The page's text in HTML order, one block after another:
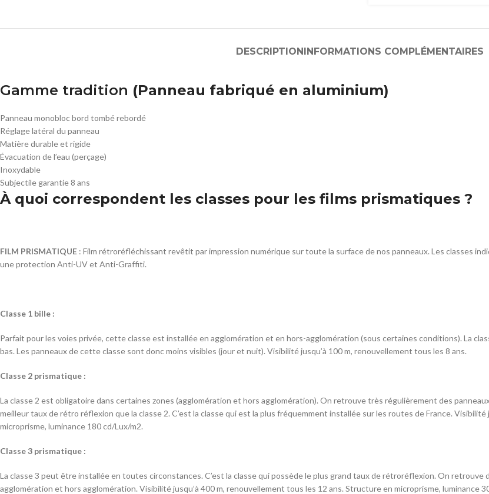
DESCRIPTIONINFORMATIONS COMPLÉMENTAIRES
Gamme tradition (Panneau fabriqué en aluminium)
Panneau monobloc bord tombé rebordé
Réglage latéral du panneau
Matière durable et rigide
Évacuation de l’eau (perçage)
Inoxydable
Subjectile garantie 8 ans
À quoi correspondent les classes pour les films prismatiques ?
FILM PRISMATIQUE : Film rétroréfléchissant revêtit par impression numérique sur toute la surface de nos panneaux. Les classes
une protection Anti-UV et Anti-Graffiti.
Classe 1 bille :
Parfait pour les voies privée, cette classe est installée en agglomération et en hors-agglomération (sous certaines conditions). La
bas. Les panneaux de cette classe sont donc moins visibles (jour et nuit). Visibilité jusqu’à 100 m, renouvellement tous les 8 ans.
Classe 2 prismatique :
La classe 2 est obligatoire dans certaines zones (agglomération et hors agglomération). On retrouve très régulièrement des
meilleur taux de rétro réflexion que la classe 2. C’est la classe qui est la plus fréquemment installée sur les routes de France.
microprisme, luminance 180 cd/Lux/m2.
Classe 3 prismatique :
La classe 3 peut être installée en toutes circonstances. C’est la classe qui possède le plus grand taux de rétroréflexion. On retrouve
agglomération et hors agglomération. Visibilité jusqu’à 400 m, renouvellement tous les 12 ans. Structure en microprisme, luminance